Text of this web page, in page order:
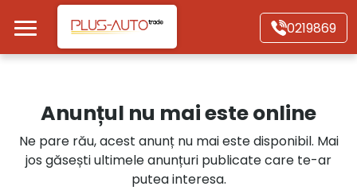
Mergi direct la conținutul principal
0219869
Autoturisme
Motociclete
Anunțul nu mai este online
Ne pare rău, acest anunț nu mai este disponibil. Mai
jos găsești ultimele anunțuri publicate care te-ar
putea interesa.